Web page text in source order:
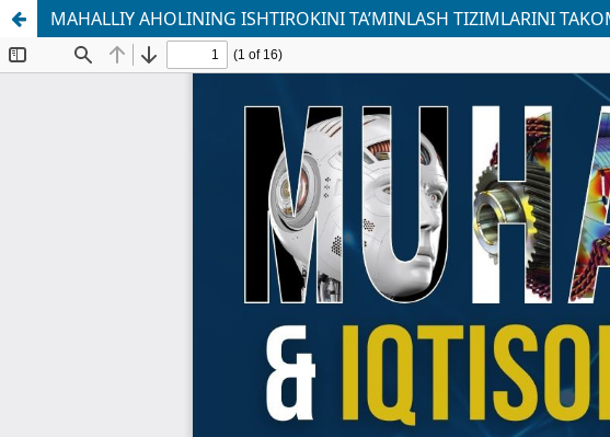
MAHALLIY AHOLINING ISHTIROKINI TA’MINLASH TIZIMLARINI